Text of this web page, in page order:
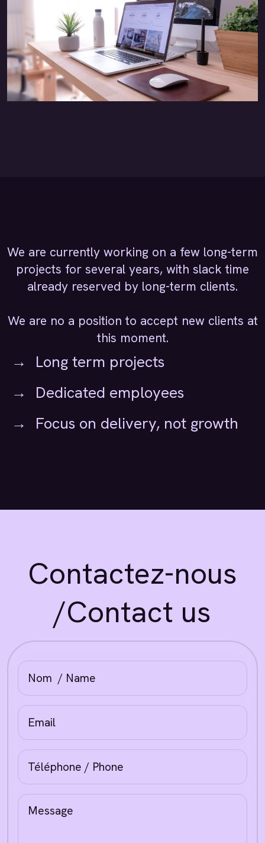
We are currently working on a few long-term
projects for several years, with slack time
already reserved by long-term clients.
We are no a position to accept new clients at
this moment.
Long term projects
Dedicated employees
Focus on delivery, not growth
Contactez-nous
/Contact us